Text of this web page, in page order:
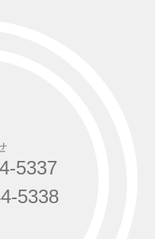
5337
5338